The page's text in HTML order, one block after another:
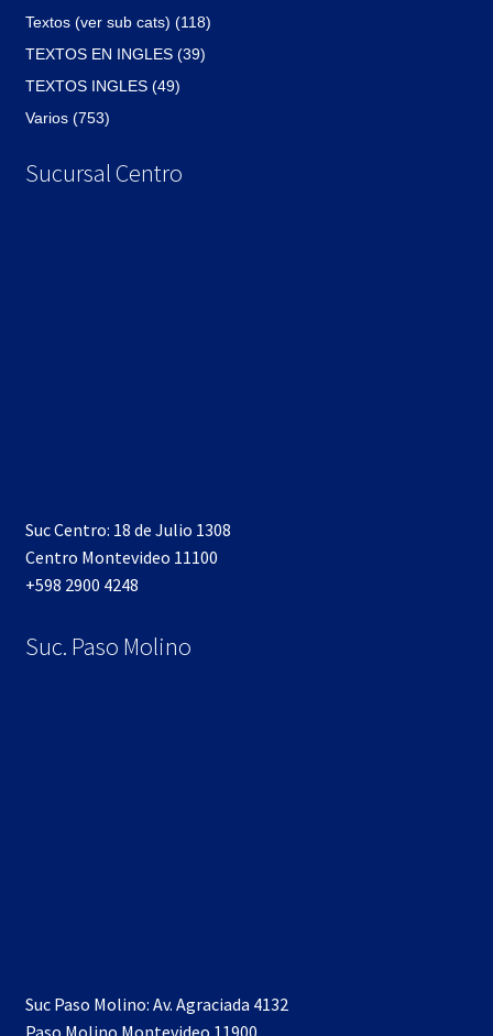
Textos (ver sub cats) (118)
TEXTOS EN INGLES (39)
TEXTOS INGLES (49)
Varios (753)
Sucursal Centro
Suc Centro: 18 de Julio 1308
Centro Montevideo 11100
+598 2900 4248
Suc. Paso Molino
Suc Paso Molino: Av. Agraciada 4132
Paso Molino Montevideo 11900